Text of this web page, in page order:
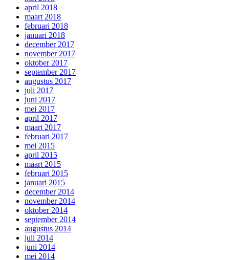
april 2018
maart 2018
februari 2018
januari 2018
december 2017
november 2017
oktober 2017
september 2017
augustus 2017
juli 2017
juni 2017
mei 2017
april 2017
maart 2017
februari 2017
mei 2015
april 2015
maart 2015
februari 2015
januari 2015
december 2014
november 2014
oktober 2014
september 2014
augustus 2014
juli 2014
juni 2014
mei 2014